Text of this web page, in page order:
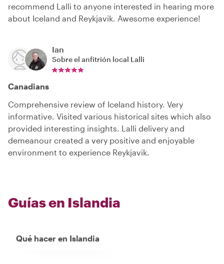
recommend Lalli to anyone interested in hearing more
about Iceland and Reykjavik. Awesome experience!
Ian
Sobre el anfitrión local Lalli
Canadians
Comprehensive review of Iceland history. Very
informative. Visited various historical sites which also
provided interesting insights. Lalli delivery and
demeanour created a very positive and enjoyable
environment to experience Reykjavik.
Guías en Islandia
Qué hacer en Islandia